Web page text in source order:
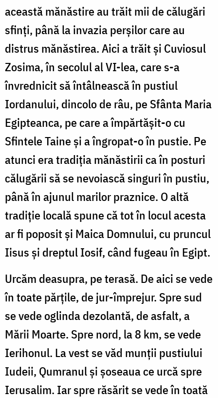
această mănăstire au trăit mii de călugări
sfinți, până la invazia perșilor care au
distrus mănăstirea. Aici a trăit și Cuviosul
Zosima, în secolul al VI-lea, care s-a
învrednicit să întâlnească în pustiul
Iordanului, dincolo de râu, pe Sfânta Maria
Egipteanca, pe care a împărtășit-o cu
Sfintele Taine și a îngropat-o în pustie. Pe
atunci era tradiția mănăstirii ca în posturi
călugării să se nevoiască singuri în pustiu,
până în ajunul marilor praznice. O altă
tradiție locală spune că tot în locul acesta
ar fi poposit și Maica Domnului, cu pruncul
Iisus și dreptul Iosif, când fugeau în Egipt.
Urcăm deasupra, pe terasă. De aici se vede
în toate părțile, de jur-împrejur. Spre sud
se vede oglinda dezolantă, de asfalt, a
Mării Moarte. Spre nord, la 8 km, se vede
Ierihonul. La vest se văd munții pustiului
Iudeii, Qumranul și șoseaua ce urcă spre
Ierusalim. Iar spre răsărit se vede în toată